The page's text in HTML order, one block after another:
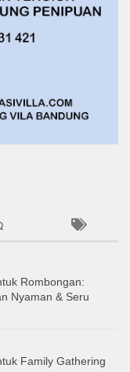
Rombongan:
Nyaman & Seru
Family Gathering